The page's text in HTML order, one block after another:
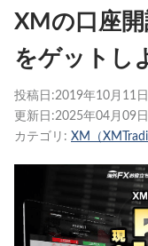
XMの口座
をゲットし
投稿日:2019年10月11日
更新日:2025年04月09日
カテゴリ: XM（